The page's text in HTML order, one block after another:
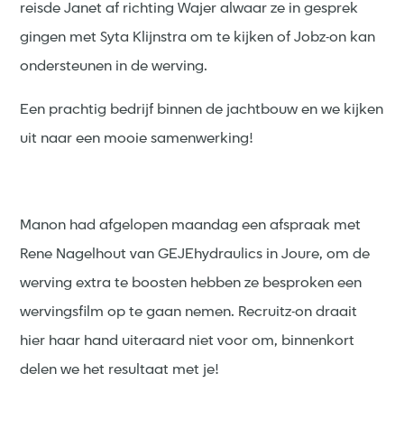
reisde Janet af richting Wajer alwaar ze in gesprek
gingen met Syta Klijnstra om te kijken of Jobz-on kan
ondersteunen in de werving.
Een prachtig bedrijf binnen de jachtbouw en we kijken
uit naar een mooie samenwerking!
Manon had afgelopen maandag een afspraak met
Rene Nagelhout van GEJEhydraulics in Joure, om de
werving extra te boosten hebben ze besproken een
wervingsfilm op te gaan nemen. Recruitz-on draait
hier haar hand uiteraard niet voor om, binnenkort
delen we het resultaat met je!